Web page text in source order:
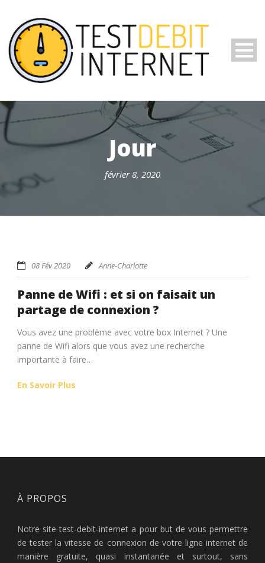
Jour
février 8, 2020
08 Fév 2020 Anne-Charlotte
Panne de Wifi : et si on faisait un
partage de connexion ?
Vous avez une problème avec votre box Internet ? Une
panne de Wifi alors que vous avez une recherche
importante à faire…
En Savoir Plus
À PROPOS
Notre site test-debit-internet a pour but de vous permettre
de tester la vitesse de connexion de votre ligne internet de
manière gratuite, quasi instantanée et surtout, sans